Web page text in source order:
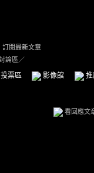
訂閱最新文章
論區／
票區 影像館
看回應文